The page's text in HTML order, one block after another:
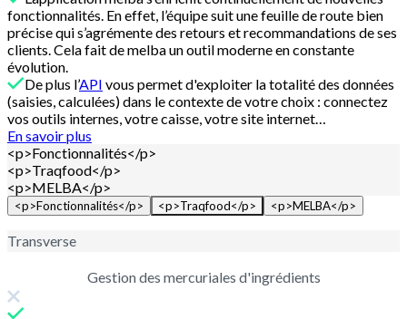
fonctionnalités. En effet, l’équipe suit une feuille de route bien
précise qui s’agrémente des retours et recommandations de ses
clients. Cela fait de melba un outil moderne en constante
évolution.
De plus l’API vous permet d'exploiter la totalité des données
(saisies, calculées) dans le contexte de votre choix : connectez
vos outils internes, votre caisse, votre site internet…
En savoir plus
<p>Fonctionnalités</p>
<p>Traqfood</p>
<p>MELBA</p>
<p>Fonctionnalités</p> <p>Traqfood</p> <p>MELBA</p>
Transverse
Gestion des mercuriales d'ingrédients